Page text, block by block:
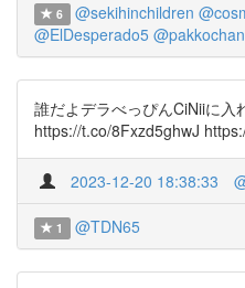
6 @sekihinchildren
@ElDesperado5 @pakkochan
誰だよデラべっぴんCiNiiに入
https://t.co/8Fxzd5ghwJ
2023-12-20 18:38:33
1 @TDN65